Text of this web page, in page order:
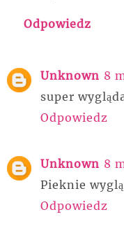
Odpowiedz
Unknown 8
super
Odpowiedz
Unknown 8
Pieknie
Odpowiedz